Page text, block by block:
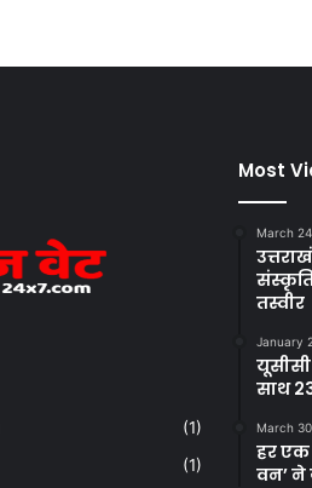
(1)
(1)
Most
March
तस्वीर
January
साथ
March
हर एक
वन’ ने